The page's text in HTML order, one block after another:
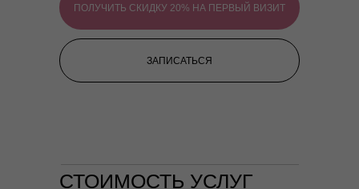
ПОЛУЧИТЬ СКИДКУ 20% НА ПЕРВЫЙ ВИЗИТ
ЗАПИСАТЬСЯ
СТОИМОСТЬ УСЛУГ